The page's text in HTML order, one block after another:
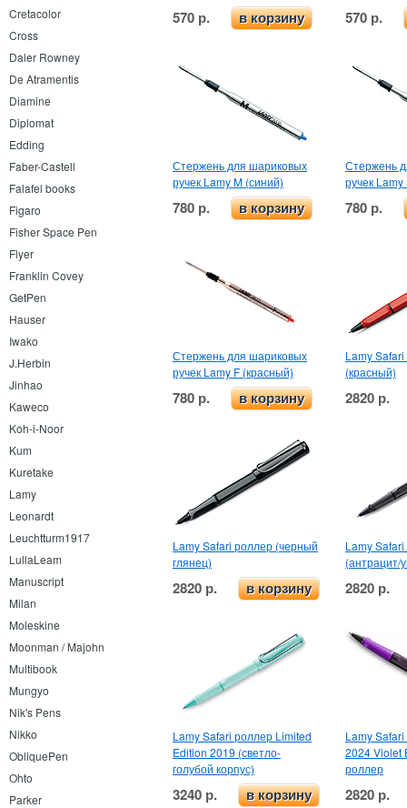
Cretacolor
Cross
Daler Rowney
De Atramentis
Diamine
Diplomat
Edding
Faber-Castell
Falafel books
Figaro
Fisher Space Pen
Flyer
Franklin Covey
GetPen
Hauser
Iwako
J.Herbin
Jinhao
Kaweco
Koh-i-Noor
Kum
Kuretake
Lamy
Leonardt
Leuchtturm1917
LullaLeam
Manuscript
Milan
Moleskine
Moonman / Majohn
Multibook
Mungyo
Nik's Pens
Nikko
ObliquePen
Ohto
Parker
570 р. в корзину 570 р.
Стержень для шариковых
ручек Lamy M (синий)
780 р. в корзину
Стержень
ручек
780 р.
Стержень для шариковых
ручек Lamy F (красный)
780 р. в корзину
Lamy
(красный)
2820 р.
Lamy Safari роллер (черный
глянец)
2820 р. в корзину
Lamy
(антрацит/
2820 р.
Lamy Safari роллер Limited
Edition 2019 (светло-
голубой корпус)
3240 р. в корзину
Lamy
2024 Violet
роллер
2820 р.